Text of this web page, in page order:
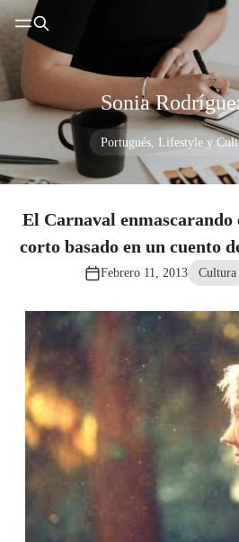
Sonia
Portugués, Lifestyle y
El Carnaval
corto basado en un cuento
Febrero 11, 2013 Cultura